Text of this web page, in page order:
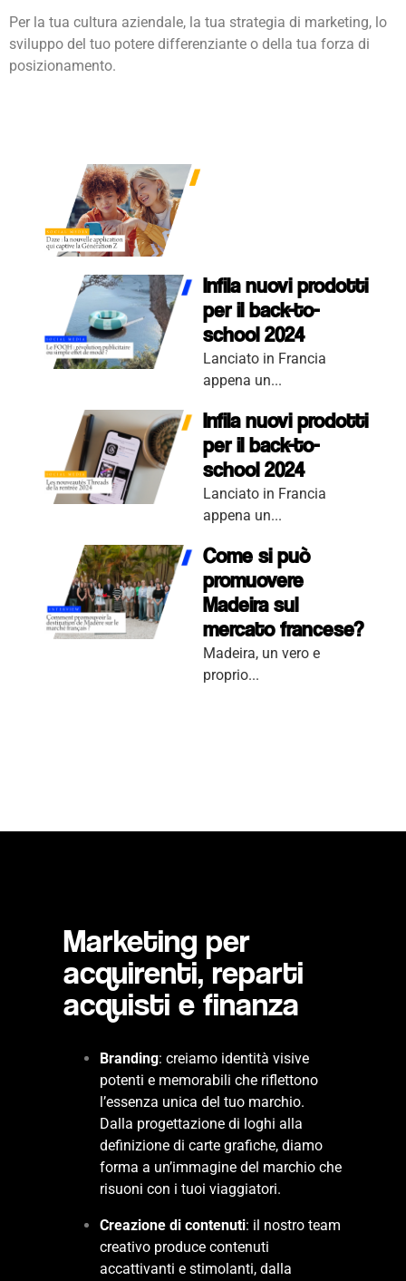
Per la tua cultura aziendale, la tua strategia di marketing, lo
sviluppo del tuo potere differenziante o della tua forza di
posizionamento.
Infila nuovi prodotti
per il back-to-school
2024
Infila nuovi prodotti
per il back-to-
school 2024
Lanciato in Francia
appena un...
Infila nuovi prodotti
per il back-to-
school 2024
Lanciato in Francia
appena un...
Come si può
promuovere
Madeira sul
mercato francese?
Madeira, un vero e
proprio...
Marketing per
acquirenti, reparti
acquisti e finanza
Branding: creiamo identità visive
potenti e memorabili che riflettono
l’essenza unica del tuo marchio.
Dalla progettazione di loghi alla
definizione di carte grafiche, diamo
forma a un’immagine del marchio che
risuoni con i tuoi viaggiatori.
Creazione di contenuti: il nostro team
creativo produce contenuti
accattivanti e stimolanti, dalla